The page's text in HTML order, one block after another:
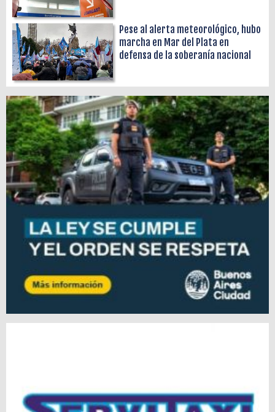
Pese al alerta meteorológico, hubo
marcha en Mar del Plata en
defensa de la soberanía nacional